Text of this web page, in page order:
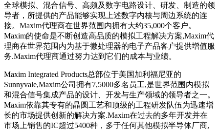
全球模拟、混合信号、高频及数字电路设计、研发、制造的领
导者，所提供的产品能够实现上述数字内核与周边系统的连
接。Maxim代理商在世界范围内拥有大约35,000个客户。
Maxim的使命是不断创造高品质的模拟工程解决方案,Maxim代
理商在世界范围内为基于微处理器的电子产品客户提供增值服
务.Maxim代理商通过努力达到它们的成本与业绩。
Maxim Integrated Products总部位于美国加利福尼亚的
Sunnyvale,Maxim公司拥有7,5000多名员工,是世界范围内模拟
和混合信号集成产品的设计、开发与生产领域的领导者之一。
Maxim依靠其专有的晶圆工艺和顶级的工程研发队伍为迅速增
长的市场提供创新的解决方案.Maxim在过去的多年开发并在
市场上销售的IC超过5400种，多于任何其他模拟半导体厂商,